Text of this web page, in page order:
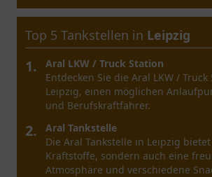
Top 5 Tankstellen in Leipzig
1.
Aral LKW / Truck Station
Entdecken Sie die Aral LKW /
Leipzig, einen möglichen
und Berufskraftfahrer.
2.
Aral Tankstelle
Die Aral Tankstelle in Leipzig
Kraftstoffe, sondern auch eine
Atmosphäre und verschiedene